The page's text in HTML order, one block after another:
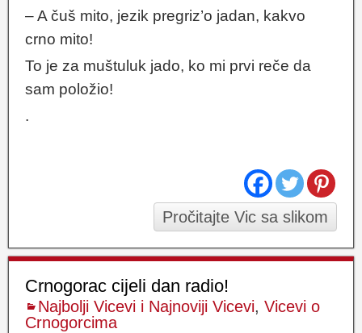
– A čuš mito, jezik pregriz’o jadan, kakvo
crno mito!
To je za muštuluk jado, ko mi prvi reče da
sam položio!
.
Pročitajte Vic sa slikom
Crnogorac cijeli dan radio!
Najbolji Vicevi i Najnoviji Vicevi, Vicevi o
Crnogorcima